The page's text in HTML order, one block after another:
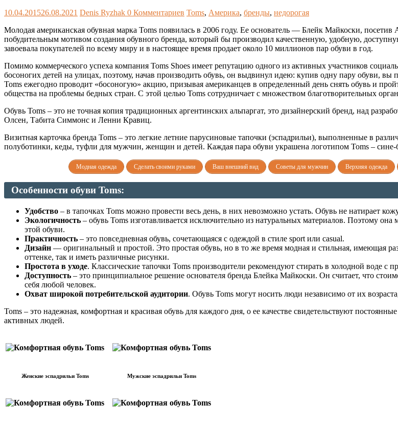
10.04.201526.08.2021 Denis Ryzhak 0 Комментариев Toms, Америка, бренды, недорогая
Молодая американская обувная марка Toms появилась в 2006 году. Ее основатель — Блейк Майкоски,
побудительным мотивом создания обувного бренда, который бы производил качественную, удобную,
завоевала покупателей по всему миру и в настоящее время продает около 10 миллионов пар обуви в год.
Помимо коммерческого успеха компания Toms Shoes имеет репутацию одного из активных участников
босоногих детей на улицах, поэтому, начав производить обувь, он выдвинул идею: купив одну пару обуви,
Toms ежегодно проводит «босоногую» акцию, призывая американцев в определенный день снять обувь и
общества на проблемы бедных стран. С этой целью Toms сотрудничает с множеством благотворительных
Обувь Toms – это не точная копия традиционных аргентинских альпаргат, это дизайнерский бренд, над
Олсен, Табита Симмонс и Ленни Кравиц.
Визитная карточка бренда Toms – это легкие летние парусиновые тапочки (эспадрильи), выполненные в
полуботинки, кеды, туфли для мужчин, женщин и детей. Каждая пара обуви украшена логотипом Toms –
Модная одежда Сделать своими руками Ваш внешний вид Советы для мужчин Верхняя одежда
Особенности обуви Toms:
Удобство – в тапочках Toms можно провести весь день, в них невозможно устать. Обувь не натирает
Экологичность – обувь Toms изготавливается исключительно из натуральных материалов. Поэтому
этой обуви.
Практичность – это повседневная обувь, сочетающаяся с одеждой в стиле sport или casual.
Дизайн — оригинальный и простой. Это простая обувь, но в то же время модная и стильная, имеющая
оттенке, так и иметь различные рисунки.
Простота в уходе. Классические тапочки Toms производители рекомендуют стирать в холодной воде
Доступность – это принципиальное решение основателя бренда Блейка Майкоски. Он считает, что
себя любой человек.
Охват широкой потребительской аудитории. Обувь Toms могут носить люди независимо от их
Toms – это надежная, комфортная и красивая обувь для каждого дня, о ее качестве свидетельствуют
активных людей.
Женские эспадрильи Toms Мужские эспадрильи Toms